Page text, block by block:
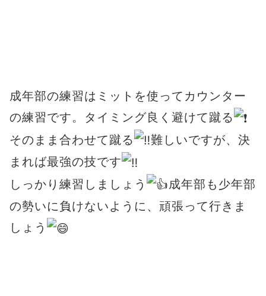
成年部の練習はミットを使ってカウンター
の練習です。タイミング良く避けて蹴る
そのまま合わせて蹴る
難しいですが、決
まれば最強の技です
しっかり練習しましょう
成年部も少年部
の勢いに負けないように、頑張って行きま
しょう